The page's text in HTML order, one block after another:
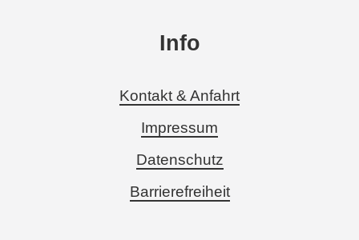
Info
Kontakt & Anfahrt
Impressum
Datenschutz
Barrierefreiheit